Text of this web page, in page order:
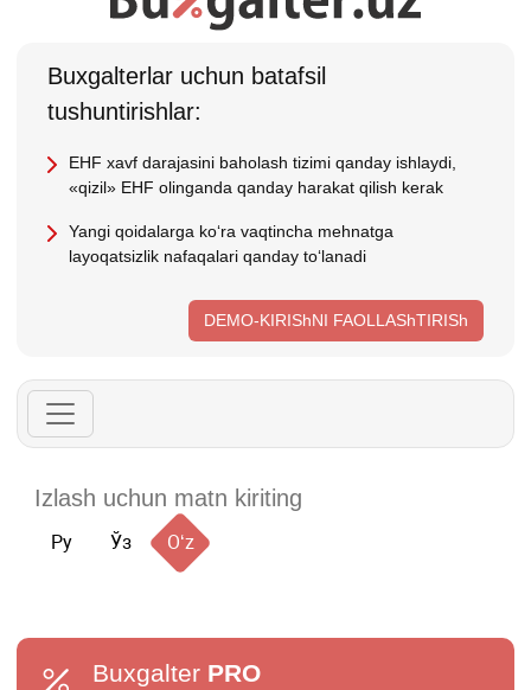
Buхgalterlar uchun batafsil
tushuntirishlar:
EHF хavf darajasini baholash tizimi qanday ishlaydi,
«qizil» EHF olinganda qanday harakat qilish kerak
Yangi qoidalarga koʻra vaqtincha mehnatga
layoqatsizlik nafaqalari qanday toʻlanadi
DEMO-KIRIShNI FAOLLAShTIRISh
Ру Ўз Oʻz
Buxgalter PRO